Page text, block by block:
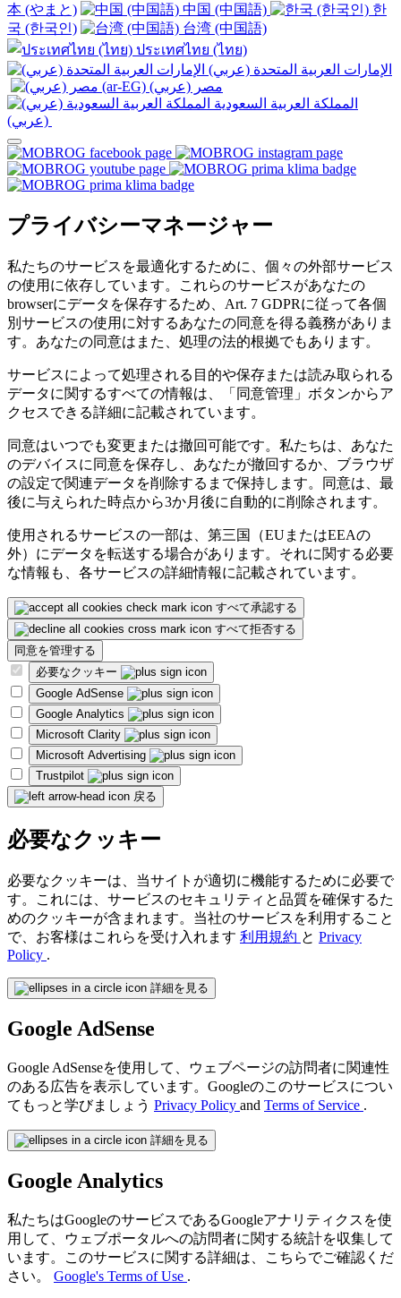
本 (やまと)
中国 (中国語)
한
국 (한국인)
台湾 (中国語)
ประเทศไทย (ไทย)
プライバシーマネージャー
私たちのサービスを最適化するために、個々の外部サービス
の使用に依存しています。これらのサービスがあなたの
browserにデータを保存するため、Art. 7 GDPRに従って各個
別サービスの使用に対するあなたの同意を得る義務がありま
す。あなたの同意はまた、処理の法的根拠でもあります。
サービスによって処理される目的や保存または読み取られる
データに関するすべての情報は、「同意管理」ボタンからア
クセスできる詳細に記載されています。
同意はいつでも変更または撤回可能です。私たちは、あなた
のデバイスに同意を保存し、あなたが撤回するか、ブラウザ
の設定で関連データを削除するまで保持します。同意は、最
後に与えられた時点から3か月後に自動的に削除されます。
使用されるサービスの一部は、第三国（EUまたはEEAの
外）にデータを転送する場合があります。それに関する必要
な情報も、各サービスの詳細情報に記載されています。
すべて承認する
すべて拒否する
同意を管理する
必要なクッキー
Google AdSense
Google Analytics
Microsoft Clarity
Microsoft Advertising
Trustpilot
戻る
必要なクッキー
必要なクッキーは、当サイトが適切に機能するために必要で
す。これには、サービスのセキュリティと品質を確保するた
めのクッキーが含まれます。当社のサービスを利用すること
で、お客様はこれらを受け入れます 利用規約 と Privacy
Policy .
詳細を見る
Google AdSense
Google AdSenseを使用して、ウェブページの訪問者に関連性
のある広告を表示しています。Googleのこのサービスについ
てもっと学びましょう Privacy Policy and Terms of Service .
詳細を見る
Google Analytics
私たちはGoogleのサービスであるGoogleアナリティクスを使
用して、ウェブポータルへの訪問者に関する統計を収集して
います。このサービスに関する詳細は、こちらでご確認くだ
さい。 Google's Terms of Use .